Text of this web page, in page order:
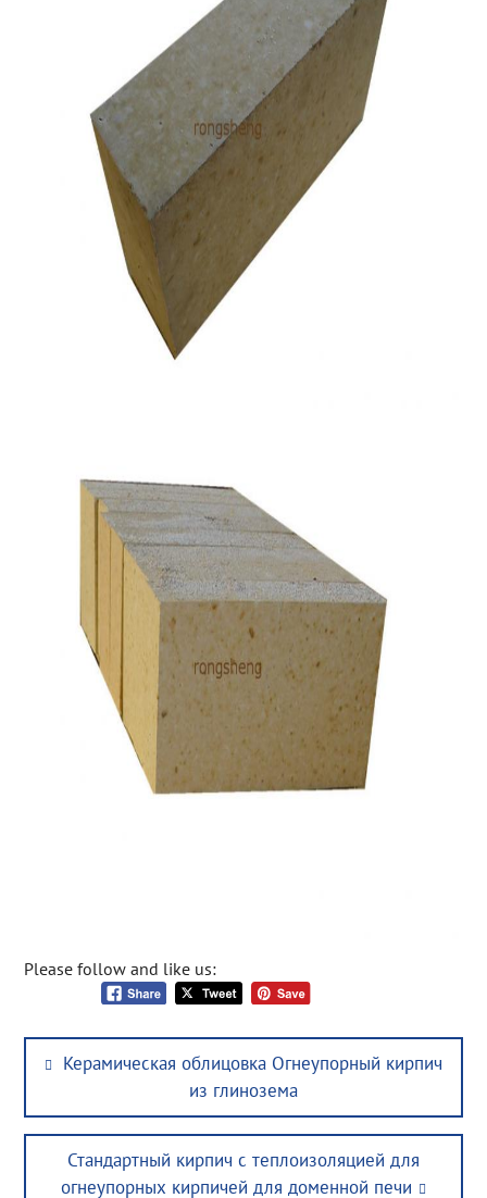
Please follow and like us:
Post
navigation
Previous
Керамическая облицовка Огнеупорный кирпич
из глинозема
Next
post:
Стандартный кирпич с теплоизоляцией для
огнеупорных кирпичей для доменной печи